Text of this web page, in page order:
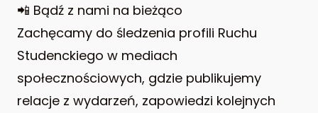
📲 Bądź z nami na bieżąco
Zachęcamy do śledzenia profili Ruchu
Studenckiego w mediach
społecznościowych, gdzie publikujemy
relacje z wydarzeń, zapowiedzi kolejnych